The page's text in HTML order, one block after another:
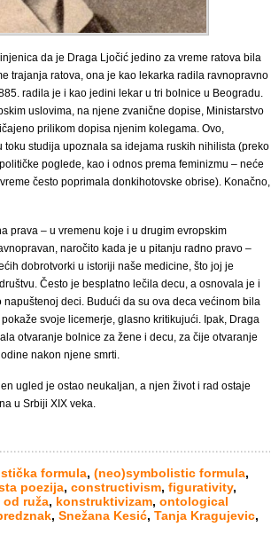
da je Draga Ljočić jedino za vreme ratova bila
trajanja ratova, ona je kao lekarka radila ravnopravno
radila je i kao jedini lekar u tri bolnice u Beogradu.
uslovima, na njene zvanične dopise, Ministarstvo
prilikom dopisa njenim kolegama. Ovo,
studija upoznala sa idejama ruskih nihilista (preko
poglede, kao i odnos prema feminizmu – neće
često poprimala donkihotovske obrise). Konačno,
prava – u vremenu koje i u drugim evropskim
naročito kada je u pitanju radno pravo –
dobrotvorki u istoriji naše medicine, što joj je
Često je besplatno lečila decu, a osnovala je i
deci. Budući da su ova deca većinom bila
svoje licemerje, glasno kritikujući. Ipak, Draga
otvaranje bolnice za žene i decu, za čije otvaranje
nakon njene smrti.
ugled je ostao neukaljan, a njen život i rad ostaje
u Srbiji XIX veka.
formula, (neo)symbolistic formula,
poezija, constructivism, figurativity,
od ruža, konstruktivizam, ontological
, Snežana Kesić, Tanja Kragujevic,